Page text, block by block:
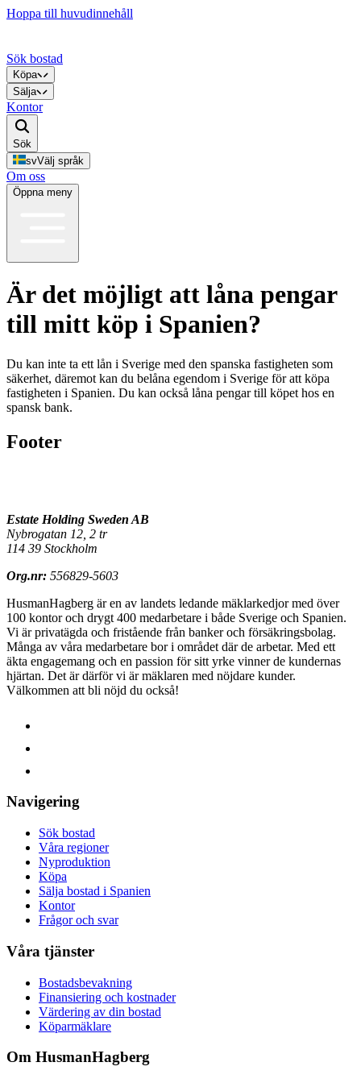
Hoppa till huvudinnehåll
Sök bostad
Köpa
Sälja
Kontor
Sök
svVälj språk
Om oss
Öppna meny
Är det möjligt att låna pengar
till mitt köp i Spanien?
Du kan inte ta ett lån i Sverige med den spanska fastigheten som
säkerhet, däremot kan du belåna egendom i Sverige för att köpa
fastigheten i Spanien. Du kan också låna pengar till köpet hos en
spansk bank.
Footer
Estate Holding Sweden AB
Nybrogatan 12, 2 tr
114 39 Stockholm
Org.nr: 556829-5603
HusmanHagberg är en av landets ledande mäklarkedjor med över
100 kontor och drygt 400 medarbetare i både Sverige och Spanien.
Vi är privatägda och fristående från banker och försäkringsbolag.
Många av våra medarbetare bor i området där de arbetar. Med ett
äkta engagemang och en passion för sitt yrke vinner de kundernas
hjärtan. Det är därför vi är mäklaren med nöjdare kunder.
Välkommen att bli nöjd du också!
Navigering
Sök bostad
Våra regioner
Nyproduktion
Köpa
Sälja bostad i Spanien
Kontor
Frågor och svar
Våra tjänster
Bostadsbevakning
Finansiering och kostnader
Värdering av din bostad
Köparmäklare
Om HusmanHagberg